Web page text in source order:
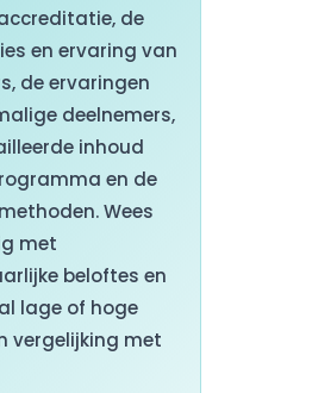
de
en ervaring van
de ervaringen
deelnemers,
inhoud
en de
Wees
met
beloftes en
lage of hoge
vergelijking met